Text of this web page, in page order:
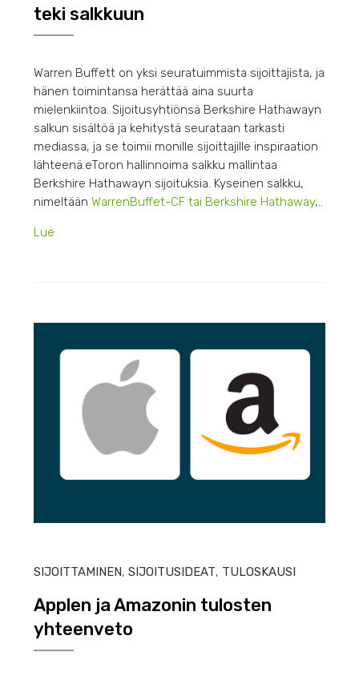
teki salkkuun
Warren Buffett on yksi seuratuimmista sijoittajista, ja
hänen toimintansa herättää aina suurta
mielenkiintoa. Sijoitusyhtiönsä Berkshire Hathawayn
salkun sisältöä ja kehitystä seurataan tarkasti
mediassa, ja se toimii monille sijoittajille inspiraation
lähteenä.eToron hallinnoima salkku mallintaa
Berkshire Hathawayn sijoituksia. Kyseinen salkku,
nimeltäänWarrenBuffet-CF tai Berkshire Hathaway,..
Lue
SIJOITTAMINEN,SIJOITUSIDEAT, TULOSKAUSI
Applen ja Amazonin tulosten
yhteenveto